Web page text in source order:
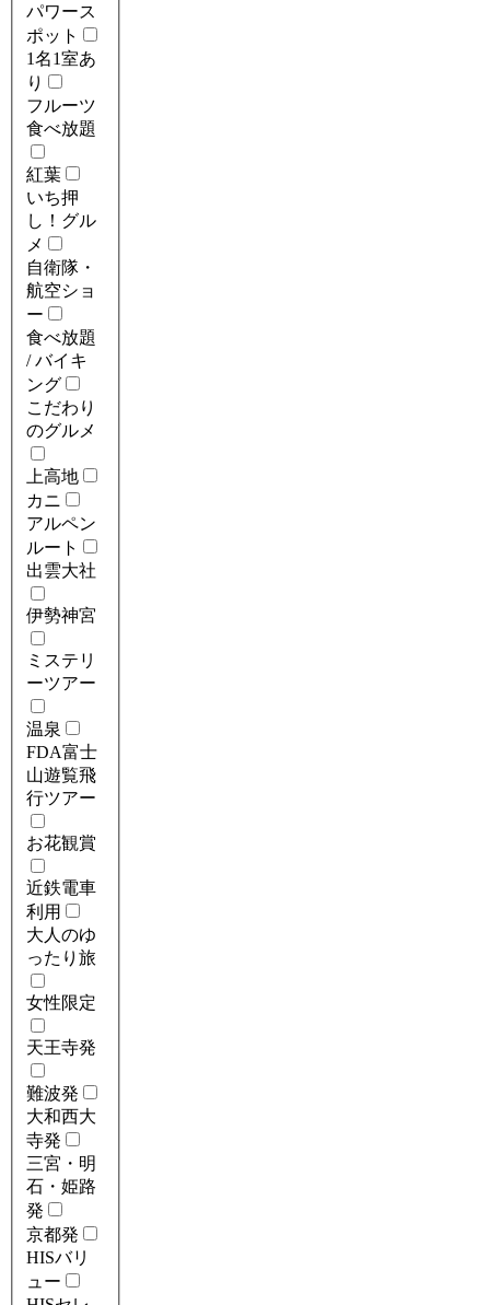
パワース
ポット
1名1室あ
り
フルーツ
食べ放題
紅葉
いち押
し！グル
メ
自衛隊・
航空ショ
ー
食べ放題
/ バイキ
ング
こだわり
のグルメ
上高地
カニ
アルペン
ルート
出雲大社
伊勢神宮
ミステリ
ーツアー
温泉
FDA富士
山遊覧飛
行ツアー
お花観賞
近鉄電車
利用
大人のゆ
ったり旅
女性限定
天王寺発
難波発
大和西大
寺発
三宮・明
石・姫路
発
京都発
HISバリ
ュー